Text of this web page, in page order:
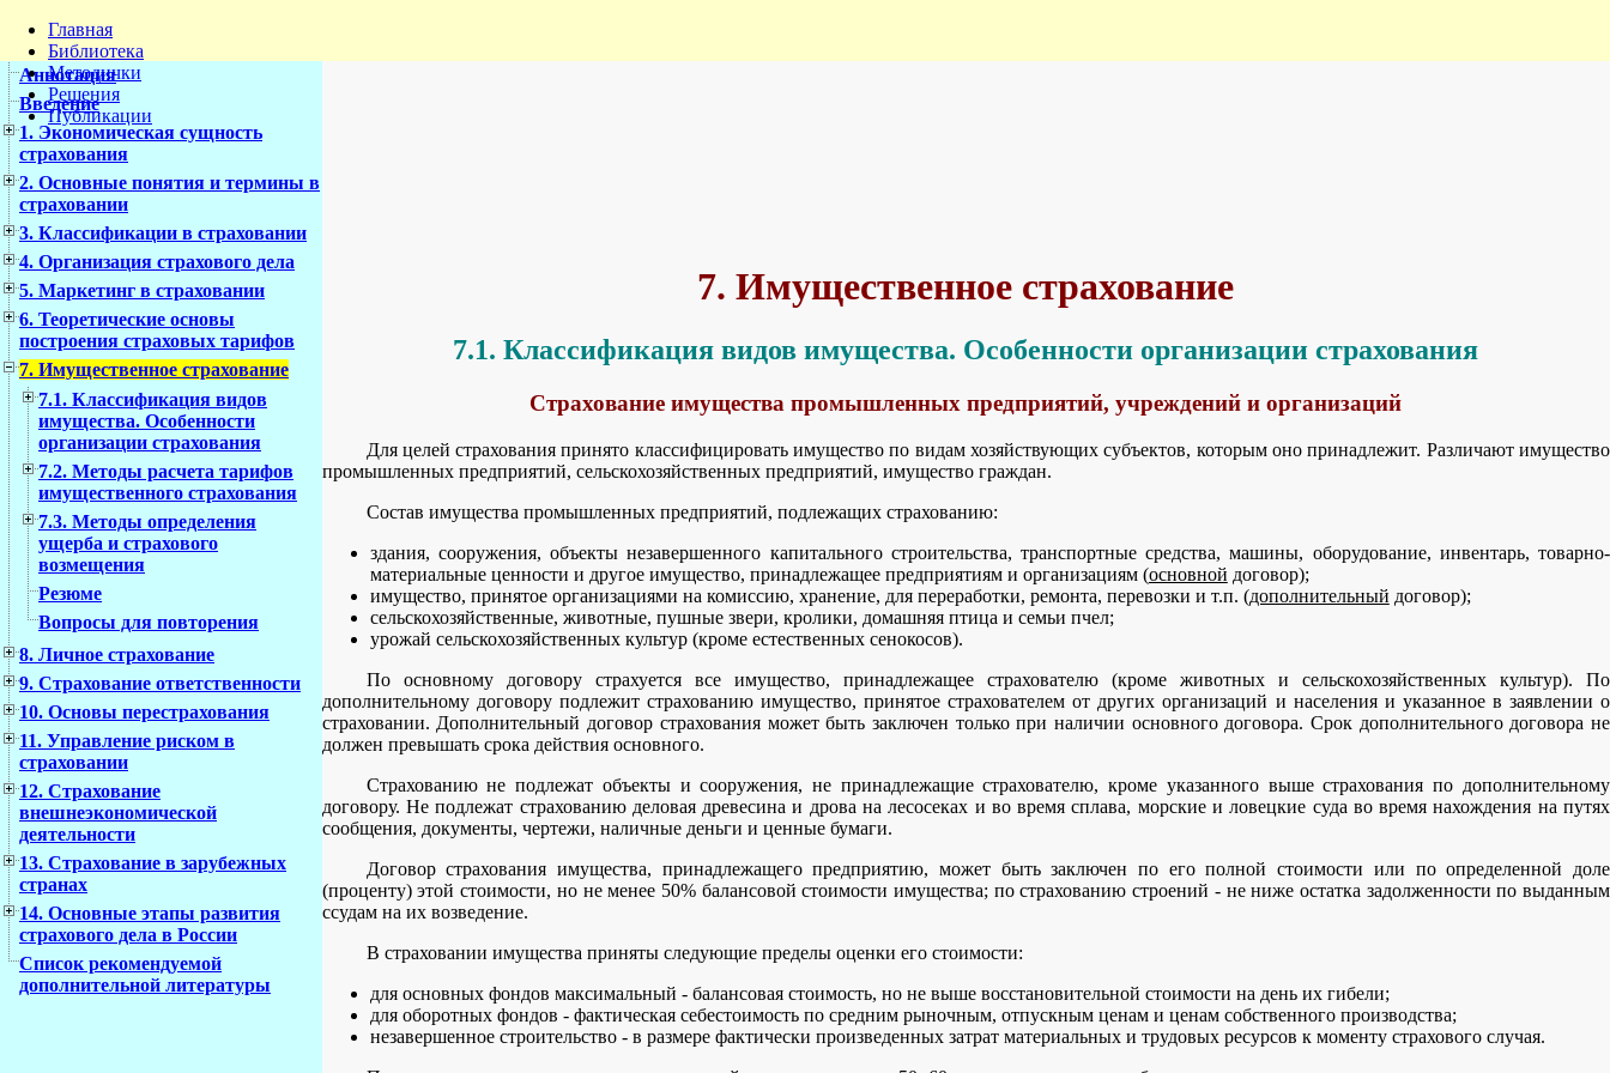
Use the jsMath control panel to get additional information.
Главная
Библиотека
Методички
Решения
Публикации
Аннотация
Введение
1. Экономическая сущность
страхования
2. Основные понятия и термины в
страховании
3. Классификации в страховании
4. Организация страхового дела
5. Маркетинг в страховании
6. Теоретические основы
построения страховых тарифов
7. Имущественное страхование
7.1. Классификация видов
имущества. Особенности
организации страхования
7.2. Методы расчета тарифов
имущественного страхования
7.3. Методы определения
ущерба и страхового
возмещения
Резюме
Вопросы для повторения
8. Личное страхование
9. Страхование ответственности
10. Основы перестрахования
11. Управление риском в
страховании
12. Страхование
внешнеэкономической
деятельности
13. Страхование в зарубежных
странах
14. Основные этапы развития
страхового дела в России
Список рекомендуемой
дополнительной литературы
7. Имущественное страхование
7.1. Классификация видов имущества. Особенности организации страхования
Страхование имущества промышленных предприятий, учреждений и организаций
Для целей страхования принято классифицировать имущество по видам хозяйствующих субъектов, которым оно принадлежит. Различают имущество
промышленных предприятий, сельскохозяйственных предприятий, имущество граждан.
Состав имущества промышленных предприятий, подлежащих страхованию:
здания, сооружения, объекты незавершенного капитального строительства, транспортные средства, машины, оборудование, инвентарь, товарно-
материальные ценности и другое имущество, принадлежащее предприятиям и организациям (основной договор);
имущество, принятое организациями на комиссию, хранение, для переработки, ремонта, перевозки и т.п. (дополнительный договор);
сельскохозяйственные, животные, пушные звери, кролики, домашняя птица и семьи пчел;
урожай сельскохозяйственных культур (кроме естественных сенокосов).
По основному договору страхуется все имущество, принадлежащее страхователю (кроме животных и сельскохозяйственных культур). По
дополнительному договору подлежит страхованию имущество, принятое страхователем от других организаций и населения и указанное в заявлении о
страховании. Дополнительный договор страхования может быть заключен только при наличии основного договора. Срок дополнительного договора не
должен превышать срока действия основного.
Страхованию не подлежат объекты и сооружения, не принадлежащие страхователю, кроме указанного выше страхования по дополнительному
договору. Не подлежат страхованию деловая древесина и дрова на лесосеках и во время сплава, морские и ловецкие суда во время нахождения на путях
сообщения, документы, чертежи, наличные деньги и ценные бумаги.
Договор страхования имущества, принадлежащего предприятию, может быть заключен по его полной стоимости или по определенной доле
(проценту) этой стоимости, но не менее 50% балансовой стоимости имущества; по страхованию строений - не ниже остатка задолженности по выданным
ссудам на их возведение.
В страховании имущества приняты следующие пределы оценки его стоимости:
для основных фондов максимальный - балансовая стоимость, но не выше восстановительной стоимости на день их гибели;
для оборотных фондов - фактическая себестоимость по средним рыночным, отпускным ценам и ценам собственного производства;
незавершенное строительство - в размере фактически произведенных затрат материальных и трудовых ресурсов к моменту страхового случая.